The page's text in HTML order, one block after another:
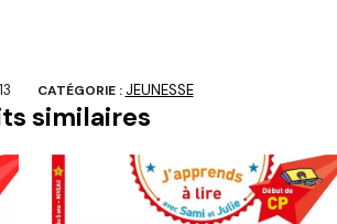
CATÉGORIE : JEUNESSE
similaires